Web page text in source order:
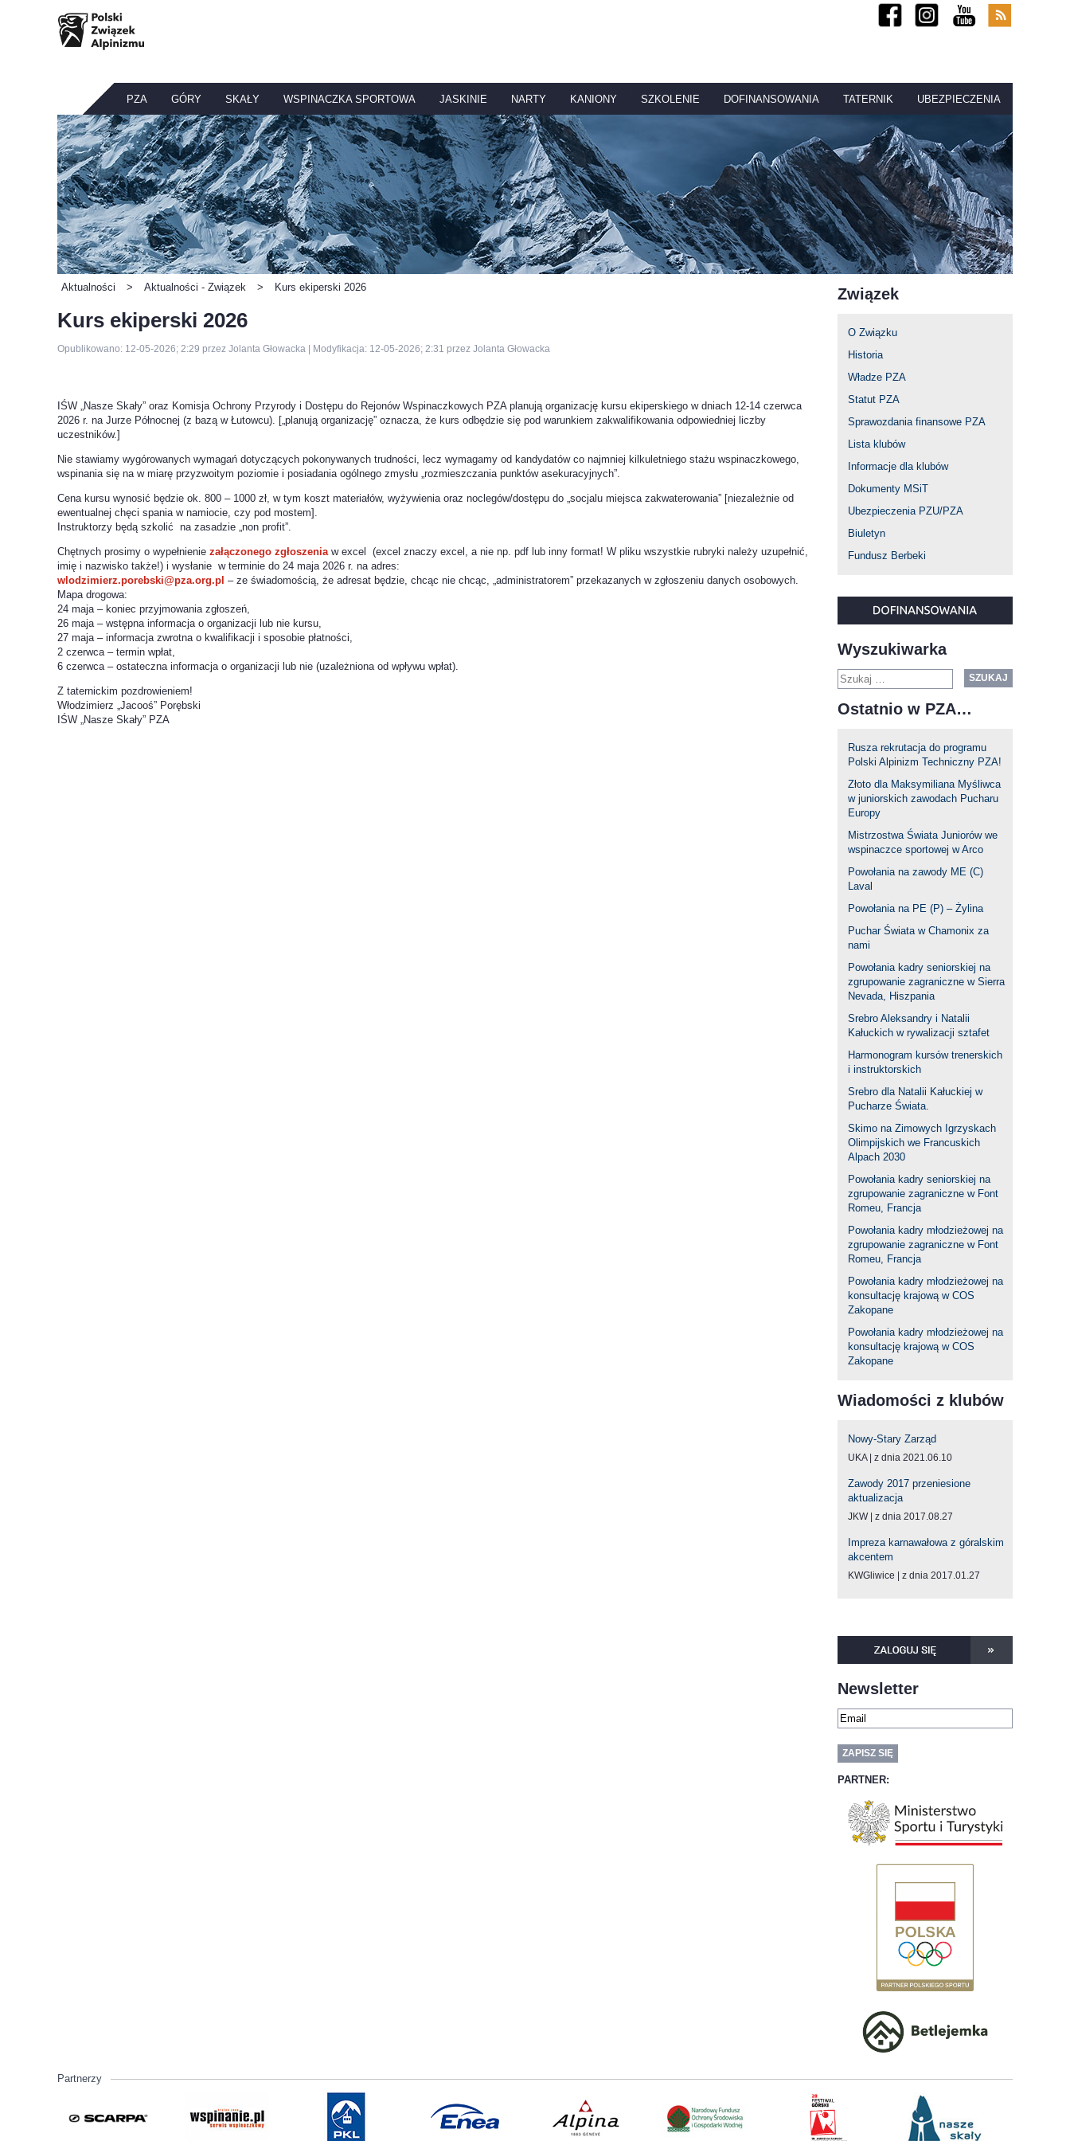
PZA GÓRY SKAŁY WSPINACZKA SPORTOWA JASKINIE NARTY KANIONY SZKOLENIE DOFINANSOWANIA TATERNIK UBEZPIECZENIA
Związek
O Związku
Historia
Władze PZA
Statut PZA
Sprawozdania finansowe PZA
Lista klubów
Informacje dla klubów
Dokumenty MSiT
Ubezpieczenia PZU/PZA
Biuletyn
Fundusz Berbeki
Wyszukiwarka
SZUKAJ
Ostatnio w PZA…
Rusza rekrutacja do programu
Polski Alpinizm Techniczny PZA!
Złoto dla Maksymiliana Myśliwca
w juniorskich zawodach Pucharu
Europy
Mistrzostwa Świata Juniorów we
wspinaczce sportowej w Arco
Powołania na zawody ME (C)
Laval
Powołania na PE (P) – Żylina
Puchar Świata w Chamonix za
nami
Powołania kadry seniorskiej na
zgrupowanie zagraniczne w Sierra
Nevada, Hiszpania
Srebro Aleksandry i Natalii
Kałuckich w rywalizacji sztafet
Harmonogram kursów trenerskich
i instruktorskich
Srebro dla Natalii Kałuckiej w
Pucharze Świata.
Skimo na Zimowych Igrzyskach
Olimpijskich we Francuskich
Alpach 2030
Powołania kadry seniorskiej na
zgrupowanie zagraniczne w Font
Romeu, Francja
Powołania kadry młodzieżowej na
zgrupowanie zagraniczne w Font
Romeu, Francja
Powołania kadry młodzieżowej na
konsultację krajową w COS
Zakopane
Powołania kadry młodzieżowej na
konsultację krajową w COS
Zakopane
Wiadomości z klubów
Nowy-Stary Zarząd
UKA z dnia 2021.06.10
Zawody 2017 przeniesione
aktualizacja
JKW z dnia 2017.08.27
Impreza karnawałowa z góralskim
akcentem
KWGliwice z dnia 2017.01.27
Newsletter
PARTNER:
Aktualności > Aktualności - Związek > Kurs ekiperski 2026
Kurs ekiperski 2026
Opublikowano: 12-05-2026; 2:29 przez Jolanta Głowacka | Modyfikacja: 12-05-2026; 2:31 przez Jolanta Głowacka
IŚW „Nasze Skały” oraz Komisja Ochrony Przyrody i Dostępu do Rejonów Wspinaczkowych PZA planują organizację kursu ekiperskiego w dniach 12-14 czerwca
2026 r. na Jurze Północnej (z bazą w Łutowcu). [„planują organizację” oznacza, że kurs odbędzie się pod warunkiem zakwalifikowania odpowiedniej liczby
uczestników.]
Nie stawiamy wygórowanych wymagań dotyczących pokonywanych trudności, lecz wymagamy od kandydatów co najmniej kilkuletniego stażu wspinaczkowego,
wspinania się na w miarę przyzwoitym poziomie i posiadania ogólnego zmysłu „rozmieszczania punktów asekuracyjnych”.
Cena kursu wynosić będzie ok. 800 – 1000 zł, w tym koszt materiałów, wyżywienia oraz noclegów/dostępu do „socjalu miejsca zakwaterowania” [niezależnie od
ewentualnej chęci spania w namiocie, czy pod mostem].
Instruktorzy będą szkolić na zasadzie „non profit”.
Chętnych prosimy o wypełnienie załączonego zgłoszeniaw excel (excel znaczy excel, a nie np. pdf lub inny format! W pliku wszystkie rubryki należy uzupełnić,
imię i nazwisko także!) i wysłanie w terminie do 24 maja 2026 r. na adres:
wlodzimierz.porebski@pza.org.pl – ze świadomością, że adresat będzie, chcąc nie chcąc, „administratorem” przekazanych w zgłoszeniu danych osobowych.
Mapa drogowa:
24 maja – koniec przyjmowania zgłoszeń,
26 maja – wstępna informacja o organizacji lub nie kursu,
27 maja – informacja zwrotna o kwalifikacji i sposobie płatności,
2 czerwca – termin wpłat,
6 czerwca – ostateczna informacja o organizacji lub nie (uzależniona od wpływu wpłat).
Z taternickim pozdrowieniem!
Włodzimierz „Jacooś” Porębski
IŚW „Nasze Skały” PZA
Partnerzy